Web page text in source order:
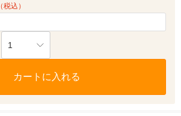
（税込）
1
カートに入れる